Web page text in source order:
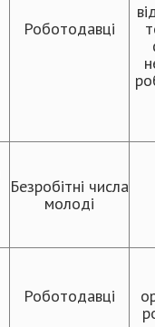
Роботодавці
Безробітні числа
молоді
Роботодавці